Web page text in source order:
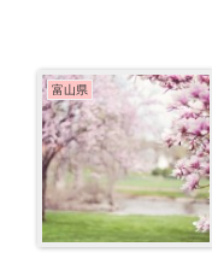
富山県